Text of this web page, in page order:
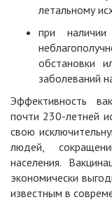
летальному
при
обстановки
заболеваний
Эффективность
почти 230-летней
свою
людей,
населения.
экономически
известным в